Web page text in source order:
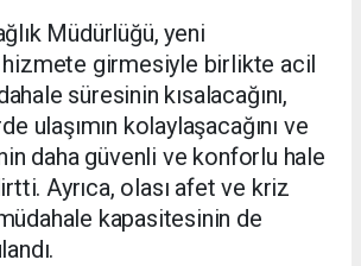
Müdürlüğü, yeni
hizmete girmesiyle birlikte acil
süresinin kısalacağını,
ulaşımın kolaylaşacağını ve
daha güvenli ve konforlu hale
Ayrıca, olası afet ve kriz
kapasitesinin de